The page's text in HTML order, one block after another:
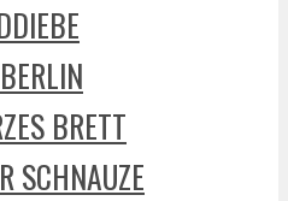
BRETT
SCHNAUZE